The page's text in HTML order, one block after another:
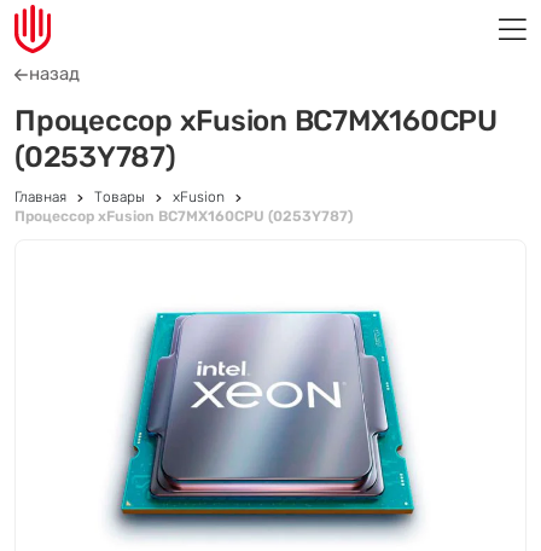
назад
Процессор xFusion BC7MX160CPU
(0253Y787)
Главная Товары
xFusion
Процессор xFusion BC7MX160CPU (0253Y787)